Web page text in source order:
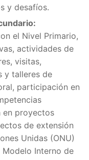
y desafíos.
el Nivel Primario,
actividades de
visitas,
y talleres de
participación en
en proyectos
de extensión
Unidas (ONU)
Modelo Interno de